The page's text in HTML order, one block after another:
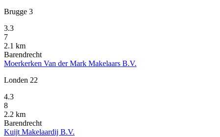
Brugge 3
3.3
7
2.1 km
Barendrecht
Moerkerken Van der Mark Makelaars B.V.
Londen 22
4.3
8
2.2 km
Barendrecht
Kuijt Makelaardij B.V.